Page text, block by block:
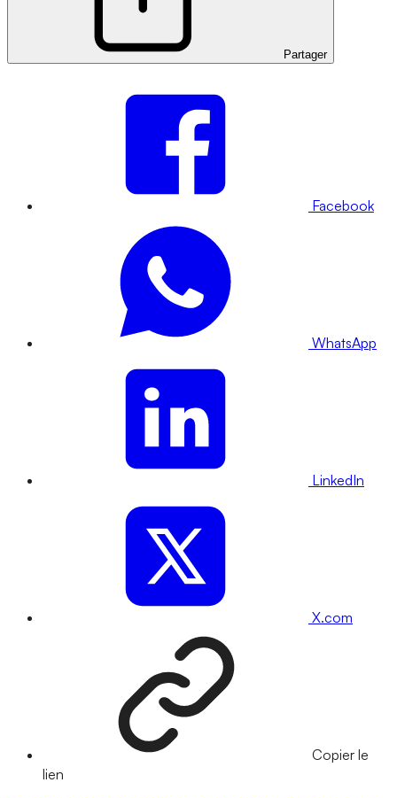
Partager
Facebook
WhatsApp
LinkedIn
X.com
Copier le
lien